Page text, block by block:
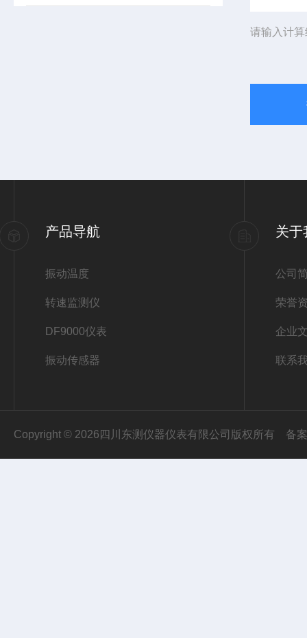
请输入计
产品导航
振动温度
转速监测仪
DF9000仪表
振动传感器
关于
公司
荣誉
企业
联系
Copyright © 2026四川东测仪器仪表有限公司版权所有 备